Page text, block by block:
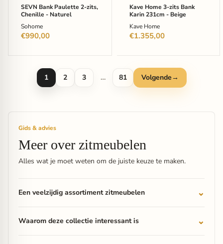
SEVN Bank Paulette 2-zits,
Chenille - Naturel
Sohome
€990,00
Kave Home 3-zits Bank
Karin 231cm - Beige
Kave Home
€1.355,00
1 2 3 … 81 Volgende→
Gids & advies
Meer over zitmeubelen
Alles wat je moet weten om de juiste keuze te maken.
Een veelzijdig assortiment zitmeubelen
Waarom deze collectie interessant is